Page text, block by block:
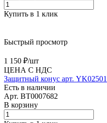
Купить в 1 клик
Быстрый просмотр
1 150 ₽/шт
ЦЕНА С НДС
Защитный конус арт. YK02501
Есть в наличии
Арт. BT0007682
В корзину